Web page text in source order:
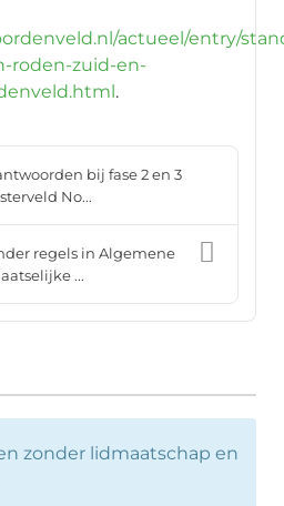
actueel/entry/
roden-zuid-en-
.
bij fase 2 en 3
No...
regels in Algemene
...
zonder lidmaatschap en